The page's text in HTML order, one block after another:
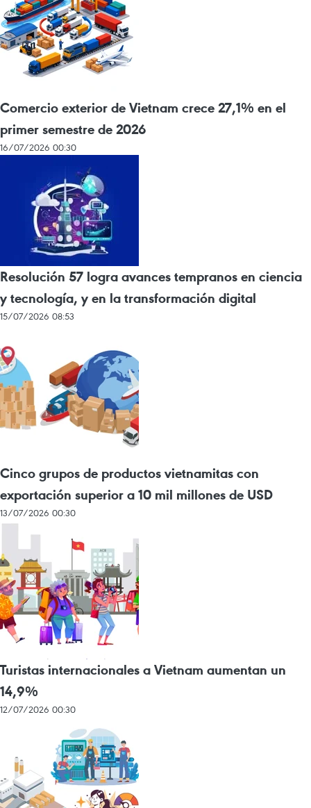
Comercio exterior de Vietnam crece 27,1% en el
primer semestre de 2026
16/07/2026 00:30
Resolución 57 logra avances tempranos en ciencia
y tecnología, y en la transformación digital
15/07/2026 08:53
Cinco grupos de productos vietnamitas con
exportación superior a 10 mil millones de USD
13/07/2026 00:30
Turistas internacionales a Vietnam aumentan un
14,9%
12/07/2026 00:30